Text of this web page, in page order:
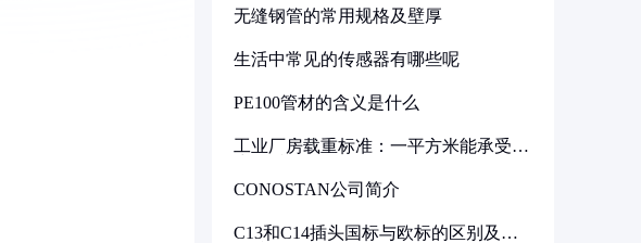
无缝钢管的常用规格及壁厚
生活中常见的传感器有哪些呢
PE100管材的含义是什么
工业厂房载重标准：一平方米能承受多
CONOSTAN公司简介
C13和C14插头国标与欧标的区别及其